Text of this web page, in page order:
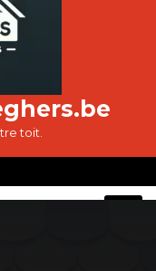
toit.